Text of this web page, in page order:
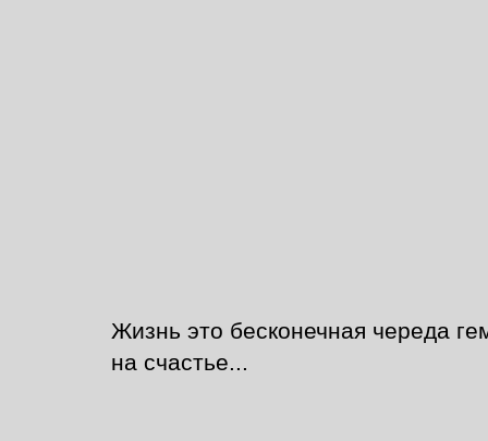
Жизнь это бесконечная череда
на счастье...